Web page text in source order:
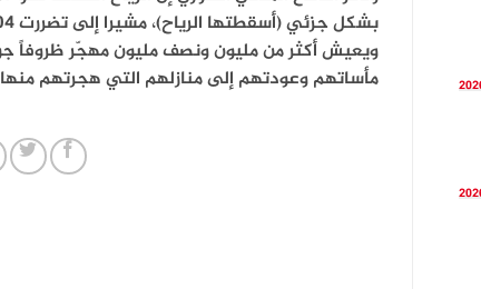
بشكل جزئي (أسقطتها الرياح)، مشيرا إلى تضررت 204 عائلة جراء العاصفة.
ويعيش أكثر من مليون ونصف مليون مهجّر ظروفاً
مأساتهم وعودتهم إلى منازلهم التي هجرتهم